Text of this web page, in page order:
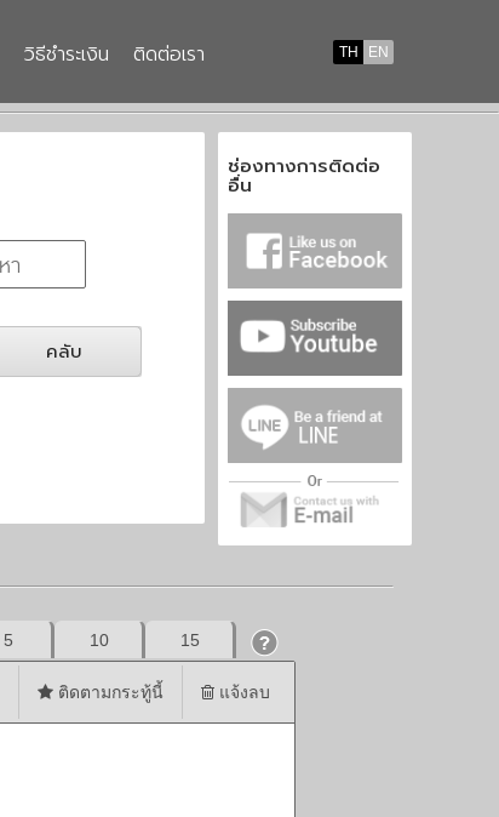
TH EN
วิธีชำระเงิน ติดต่อเรา
คลับ
ช่องทางการติดต่อ
อื่น
5 10 15
ติดตามกระทู้นี้ แจ้งลบ